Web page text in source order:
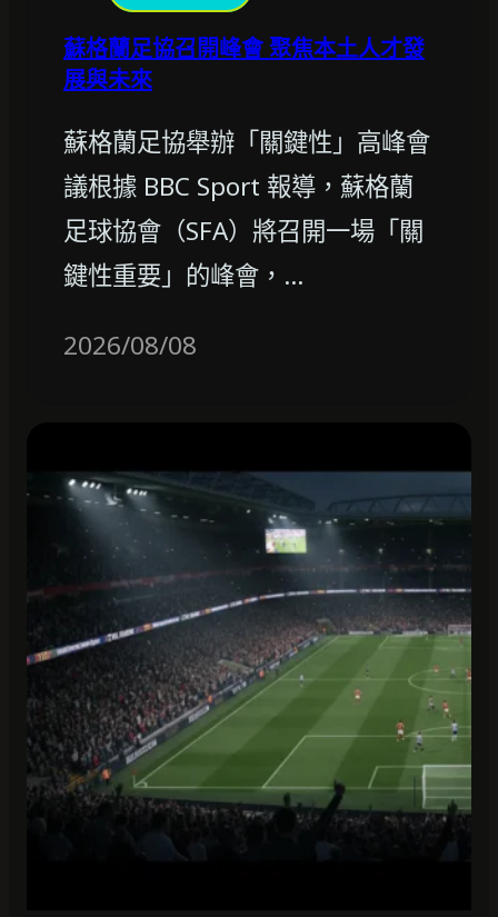
蘇格蘭足協召開峰會 聚焦本土人才發
展與未來
蘇格蘭足協舉辦「關鍵性」高峰會
議根據 BBC Sport 報導，蘇格蘭
足球協會（SFA）將召開一場「關
鍵性重要」的峰會，…
2026/08/08